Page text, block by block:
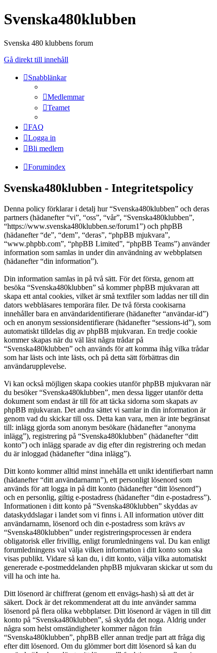
Svenska480klubben
Svenska 480 klubbens forum
Gå direkt till innehåll
Snabblänkar
Medlemmar
Teamet
FAQ
Logga in
Bli medlem
Forumindex
Svenska480klubben - Integritetspolicy
Denna policy förklarar i detalj hur “Svenska480klubben” och deras
partners (hädanefter “vi”, “oss”, “vår”, “Svenska480klubben”,
“https://www.svenska480klubben.se/forum1”) och phpBB
(hädanefter “de”, “dem”, “deras”, “phpBB mjukvara”,
“www.phpbb.com”, “phpBB Limited”, “phpBB Teams”) använder
information som samlas in under din användning av webbplatsen
(hädanefter “din information”).
Din information samlas in på två sätt. För det första, genom att
besöka “Svenska480klubben” så kommer phpBB mjukvaran att
skapa ett antal cookies, vilket är små textfiler som laddas ner till din
dators webbläsares temporära filer. De två första cookisarna
innehåller bara en användaridentifierare (hädanefter “användar-id”)
och en anonym sessionsidentifierare (hädanefter “sessions-id”), som
automatiskt tilldelas dig av phpBB mjukvaran. En tredje cookie
kommer skapas när du väl läst några trådar på
“Svenska480klubben” och används för att komma ihåg vilka trådar
som har lästs och inte lästs, och på detta sätt förbättras din
användarupplevelse.
Vi kan också möjligen skapa cookies utanför phpBB mjukvaran när
du besöker “Svenska480klubben”, men dessa ligger utanför detta
dokument som endast är till för att täcka sidorna som skapats av
phpBB mjukvaran. Det andra sättet vi samlar in din information är
genom vad du skickar till oss. Detta kan vara, men är inte begränsat
till: inlägg gjorda som anonym besökare (hädanefter “anonyma
inlägg”), registrering på “Svenska480klubben” (hädanefter “ditt
konto”) och inlägg sparade av dig efter din registrering och medan
du är inloggad (hädanefter “dina inlägg”).
Ditt konto kommer alltid minst innehålla ett unikt identifierbart namn
(hädanefter “ditt användarnamn”), ett personligt lösenord som
används för att logga in på ditt konto (hädanefter “ditt lösenord”)
och en personlig, giltig e-postadress (hädanefter “din e-postadress”).
Informationen i ditt konto på “Svenska480klubben” skyddas av
dataskyddslagar i landet som vi finns i. All information utöver ditt
användarnamn, lösenord och din e-postadress som krävs av
“Svenska480klubben” under registreringsprocessen är endera
obligatorisk eller frivillig, enligt forumledningens val. Du kan enligt
forumledningens val välja vilken information i ditt konto som ska
visas publikt. Vidare så kan du, i ditt konto, välja vilka automatiskt
genererade e-postmeddelanden phpBB mjukvaran skickar ut som du
vill ha och inte ha.
Ditt lösenord är chiffrerat (genom ett envägs-hash) så att det är
säkert. Dock är det rekommenderat att du inte använder samma
lösenord på flera olika webbplatser. Ditt lösenord är vägen in till ditt
konto på “Svenska480klubben”, så skydda det noga. Aldrig under
några som helst omständigheter kommer någon från
“Svenska480klubben”, phpBB eller annan tredje part att fråga dig
efter ditt lösenord. Om du glömmer bort ditt lösenord så kan du